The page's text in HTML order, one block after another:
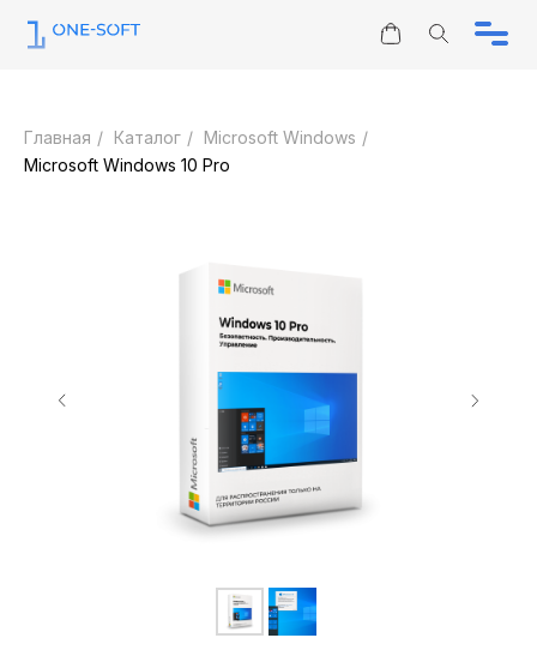
Каталог
Юридическим лицам
Главная / Каталог / Microsoft Windows /
Microsoft Windows 10 Pro